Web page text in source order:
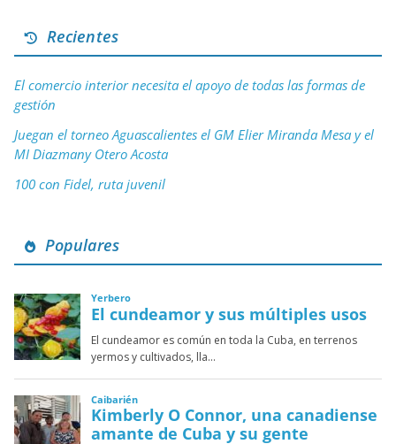
Recientes
El comercio interior necesita el apoyo de todas las formas de
gestión
Juegan el torneo Aguascalientes el GM Elier Miranda Mesa y el
MI Diazmany Otero Acosta
100 con Fidel, ruta juvenil
Populares